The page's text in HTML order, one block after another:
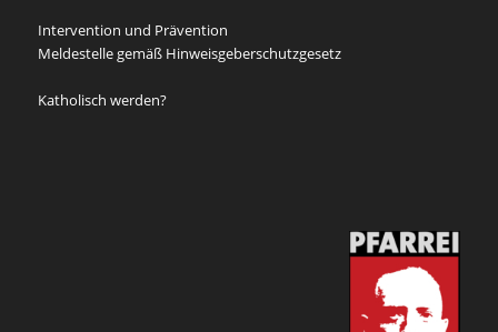
Intervention und Prävention
Meldestelle gemäß Hinweisgeberschutzgesetz
Katholisch werden?